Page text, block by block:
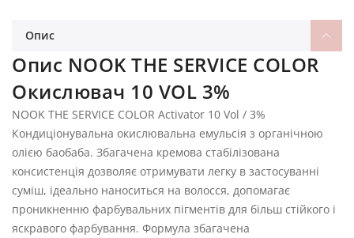
Опис
Опис NOOK THE SERVICE COLOR
Окислювач 10 VOL 3%
NOOK THE SERVICE COLOR Activator 10 Vol / 3%
Кондиціонувальна окислювальна емульсія з органічною
олією баобаба. Збагачена кремова стабілізована
консистенція дозволяє отримувати легку в застосуванні
суміш, ідеально наноситься на волосся, допомагає
проникненню фарбувальних пігментів для більш стійкого і
яскравого фарбування. Формула збагачена